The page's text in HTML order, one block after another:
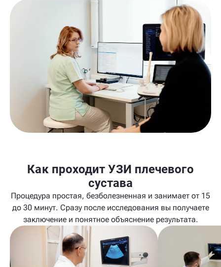
Как проходит УЗИ плечевого
сустава
Процедура простая, безболезненная и занимает от 15
до 30 минут. Сразу после исследования вы получаете
заключение и понятное объяснение результата.